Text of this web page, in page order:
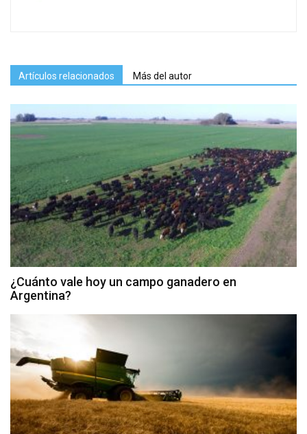
Artículos relacionados Más del autor
¿Cuánto vale hoy un campo ganadero en
Argentina?